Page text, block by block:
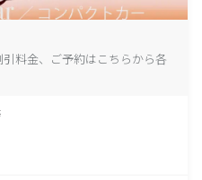
料金、ご予約はこちらから各